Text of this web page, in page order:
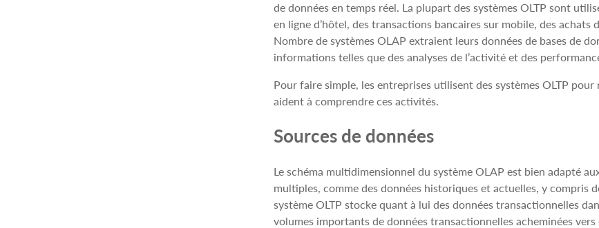
de données en temps réel. La plupart des systèmes OLTP sont
en ligne d’hôtel, des transactions bancaires sur mobile, des
Nombre de systèmes OLAP extraient leurs données de bases de
informations telles que des analyses de l’activité et des
Pour faire simple, les entreprises utilisent des systèmes OLTP
aident à comprendre ces activités.
Sources de données
Le schéma multidimensionnel du système OLAP est bien adapté
multiples, comme des données historiques et actuelles, y compris
système OLTP stocke quant à lui des données transactionnelles
volumes importants de données transactionnelles acheminées vers